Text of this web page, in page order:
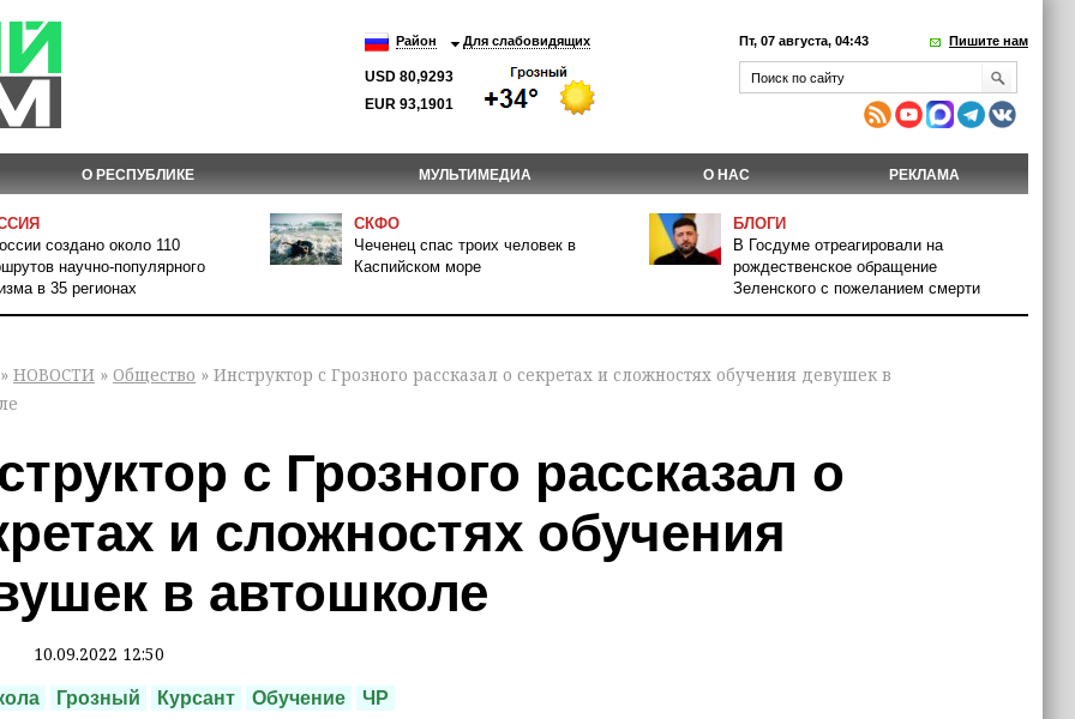
Район Для слабовидящих
USD 80,9293
EUR 93,1901
Пт, 07 августа, 04:43 Пишите нам
О РЕСПУБЛИКЕ МУЛЬТИМЕДИА О НАС РЕКЛАМА
создано около 110
научно-популярного
в 35 регионах
СКФО
Чеченец спас троих человек в
Каспийском море
БЛОГИ
В Госдуме отреагировали на
рождественское обращение
Зеленского с пожеланием смерти
» НОВОСТИ » Общество » Инструктор с Грозного рассказал о секретах и сложностях обучения девушек в
с Грозного рассказал о
и сложностях обучения
в автошколе
10.09.2022 12:50
Грозный Курсант Обучение ЧР